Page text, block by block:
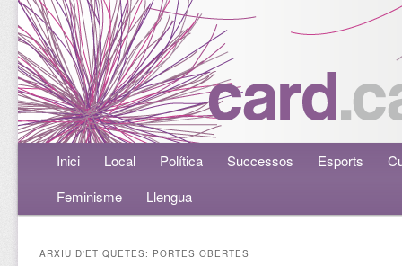
Menú principalAneu al contingut principal
Aneu al contingut secundari
Inici Local Política Successos Esports
Feminisme
Llengua
ARXIU D'ETIQUETES: PORTES OBERTES